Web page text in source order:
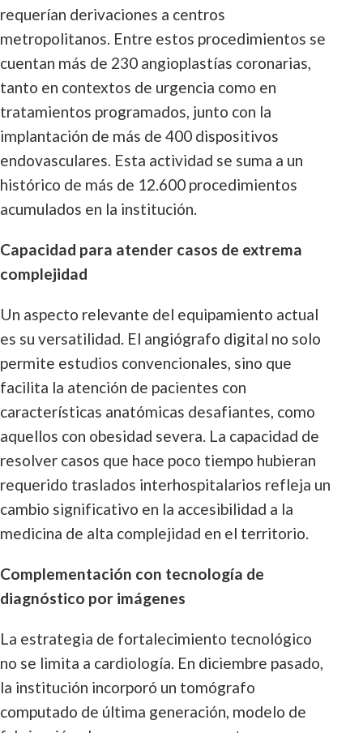
requerían derivaciones a centros
metropolitanos. Entre estos procedimientos se
cuentan más de 230 angioplastías coronarias,
tanto en contextos de urgencia como en
tratamientos programados, junto con la
implantación de más de 400 dispositivos
endovasculares. Esta actividad se suma a un
histórico de más de 12.600 procedimientos
acumulados en la institución.
Capacidad para atender casos de extrema
complejidad
Un aspecto relevante del equipamiento actual
es su versatilidad. El angiógrafo digital no solo
permite estudios convencionales, sino que
facilita la atención de pacientes con
características anatómicas desafiantes, como
aquellos con obesidad severa. La capacidad de
resolver casos que hace poco tiempo hubieran
requerido traslados interhospitalarios refleja un
cambio significativo en la accesibilidad a la
medicina de alta complejidad en el territorio.
Complementación con tecnología de
diagnóstico por imágenes
La estrategia de fortalecimiento tecnológico
no se limita a cardiología. En diciembre pasado,
la institución incorporó un tomógrafo
computado de última generación, modelo de